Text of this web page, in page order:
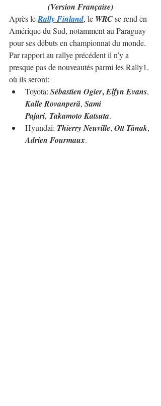
(Version Française)
Après le Rally Finland, le WRC se rend en
Amérique du Sud, notamment au Paraguay
pour ses débuts en championnat du monde.
Par rapport au rallye précédent il n’y a
presque pas de nouveautés parmi les Rally1,
où ils seront:
Toyota: Sébastien Ogier, Elfyn Evans,
Kalle Rovanperä, Sami
Pajari, Takamoto Katsuta.
Hyundai: Thierry Neuville, Ott Tänak,
Adrien Fourmaux.